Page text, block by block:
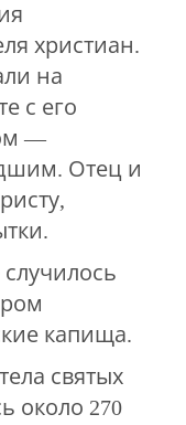
христиан.
на
с его
—
Отец и
капища.
святых
около 270